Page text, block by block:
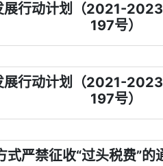
展行动计划（2021-
197号）
展行动计划（2021-
197号）
式严禁征收“过头税费”